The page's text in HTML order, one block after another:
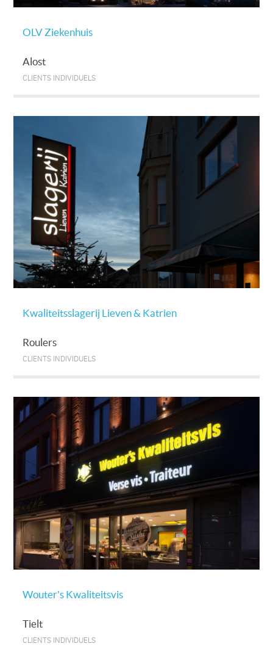
OLV Ziekenhuis
Alost
CLIENTS INDIVIDUELS
Kwaliteitsslagerij Lieven & Katrien
Roulers
CLIENTS INDIVIDUELS
Wouter's Kwaliteitsvis
Tielt
CLIENTS INDIVIDUELS